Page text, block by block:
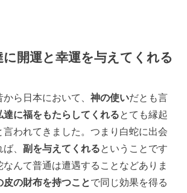
に開運と幸運を与えてくれる
から日本において、神の使いだとも言
達に福をもたらしてくれるとても縁起
言われてきました。つまり白蛇に出会
ば、副を与えてくれるということです
んて普通は遭遇することなどありま
皮の財布を持つことで同じ効果を得る